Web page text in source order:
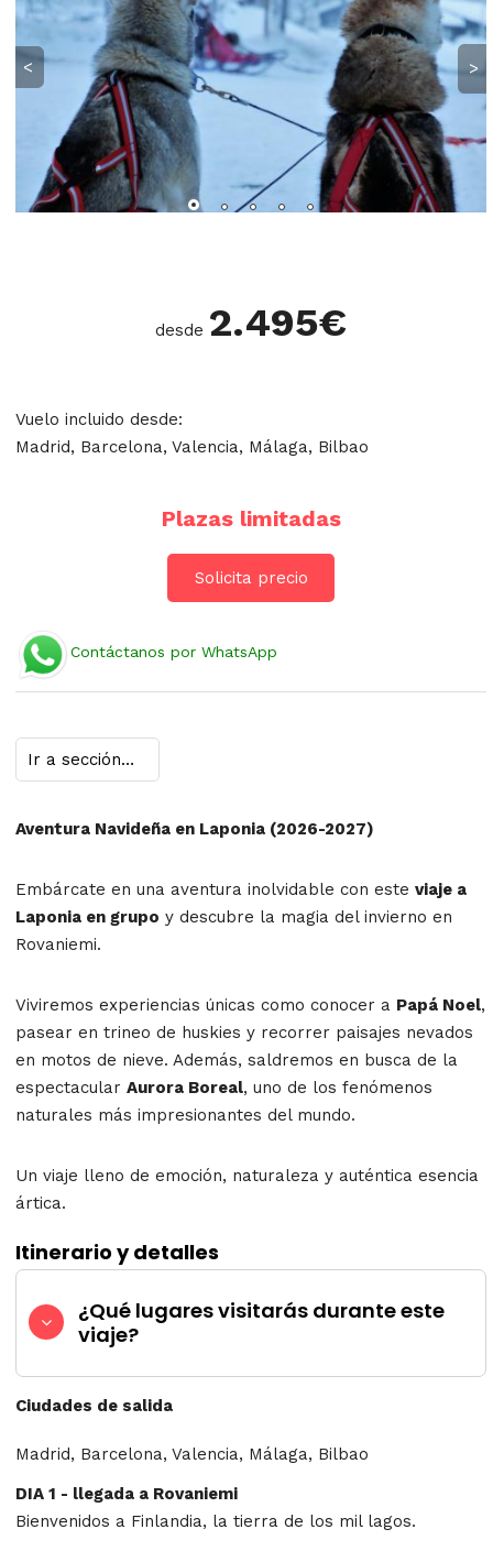
< >
desde 2.495€
Vuelo incluido desde:
Madrid, Barcelona, Valencia, Málaga, Bilbao
Plazas limitadas
Solicita precio
Contáctanos por WhatsApp
Aventura Navideña en Laponia (2026-2027)
Embárcate en una aventura inolvidable con este viaje a
Laponia en grupo y descubre la magia del invierno en
Rovaniemi.
Viviremos experiencias únicas como conocer a Papá Noel,
pasear en trineo de huskies y recorrer paisajes nevados
en motos de nieve. Además, saldremos en busca de la
espectacular Aurora Boreal, uno de los fenómenos
naturales más impresionantes del mundo.
Un viaje lleno de emoción, naturaleza y auténtica esencia
ártica.
Itinerario y detalles
¿Qué lugares visitarás durante este
viaje?
Ciudades de salida
Madrid, Barcelona, Valencia, Málaga, Bilbao
DIA 1 - llegada a Rovaniemi
Bienvenidos a Finlandia, la tierra de los mil lagos.